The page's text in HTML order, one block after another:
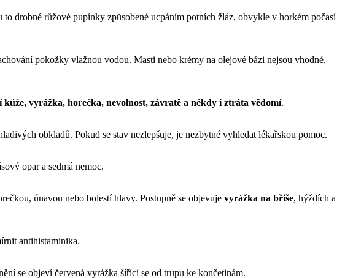
drobné růžové pupínky způsobené ucpáním potních žláz, obvykle v horkém počasí
pokožky vlažnou vodou. Masti nebo krémy na olejové bázi nejsou vhodné,
vyrážka, horečka, nevolnost, závratě a někdy i ztráta vědomí.
obkladů. Pokud se stav nezlepšuje, je nezbytné vyhledat lékařskou pomoc.
opar a sedmá nemoc.
únavou nebo bolestí hlavy. Postupně se objevuje vyrážka na břiše, hýždích a
antihistaminika.
se objeví červená vyrážka šířící se od trupu ke končetinám.